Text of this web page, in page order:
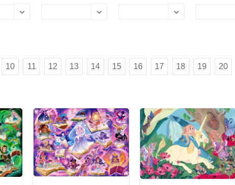
10 11 12 13 14 15 16 17 18 19 20